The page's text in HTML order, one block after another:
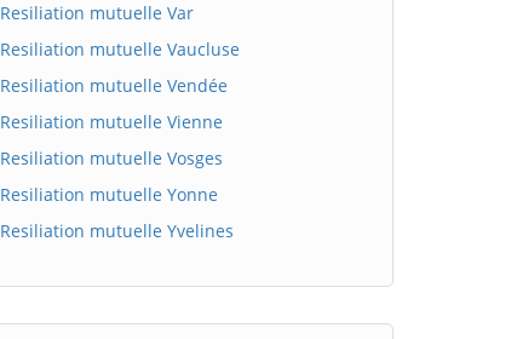
Resiliation mutuelle Var
Resiliation mutuelle Vaucluse
Resiliation mutuelle Vendée
Resiliation mutuelle Vienne
Resiliation mutuelle Vosges
Resiliation mutuelle Yonne
Resiliation mutuelle Yvelines